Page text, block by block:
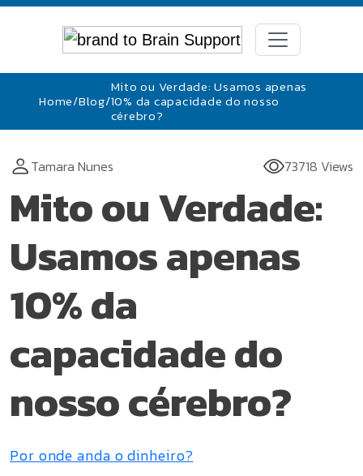
Home/Blog/
Mito ou Verdade: Usamos apenas
10% da capacidade do nosso
cérebro?
Tamara Nunes 73718 Views
Mito ou Verdade:
Usamos apenas
10% da
capacidade do
nosso cérebro?
Por onde anda o dinheiro?